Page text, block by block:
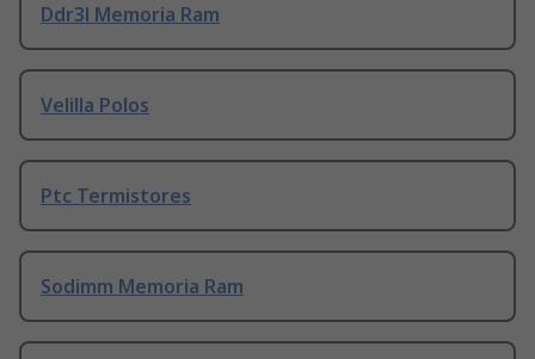
Ddr3l Memoria Ram
Velilla Polos
Ptc Termistores
Sodimm Memoria Ram